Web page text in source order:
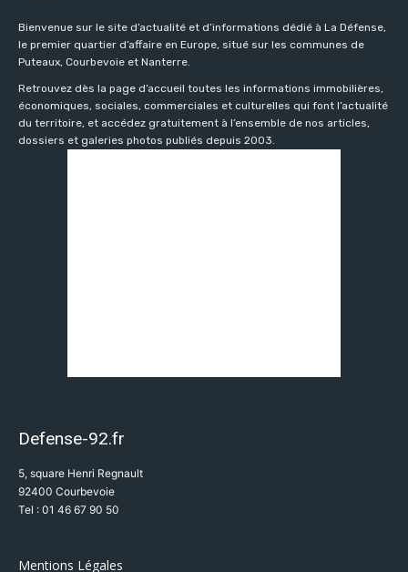
Bienvenue sur le site d’actualité et d’informations dédié à La Défense,
le premier quartier d’affaire en Europe, situé sur les communes de
Puteaux, Courbevoie et Nanterre.
Retrouvez dès la page d’accueil toutes les informations immobilières,
économiques, sociales, commerciales et culturelles qui font l’actualité
du territoire, et accédez gratuitement à l’ensemble de nos articles,
dossiers et galeries photos publiés depuis 2003.
Defense-92.fr
5, square Henri Regnault
92400 Courbevoie
Tel : 01 46 67 90 50
Mentions Légales